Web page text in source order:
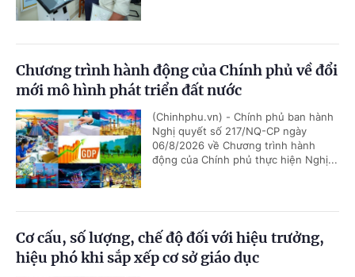
Chương trình hành động của Chính phủ về đổi
mới mô hình phát triển đất nước
(Chinhphu.vn) - Chính phủ ban hành
Nghị quyết số 217/NQ-CP ngày
06/8/2026 về Chương trình hành
động của Chính phủ thực hiện Nghị...
Cơ cấu, số lượng, chế độ đối với hiệu trưởng,
hiệu phó khi sắp xếp cơ sở giáo dục